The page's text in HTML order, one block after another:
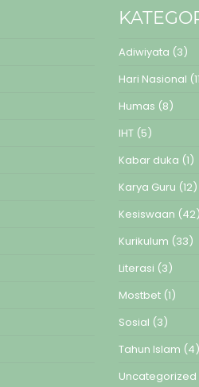
Adiwiyata (3)
Hari Nasional
Humas (8)
IHT(5)
Kabar duka (1)
Karya Guru (12)
Kesiswaan (42)
Kurikulum (33)
Literasi (3)
Mostbet(1)
Sosial (3)
Tahun Islam (4)
Uncategorized